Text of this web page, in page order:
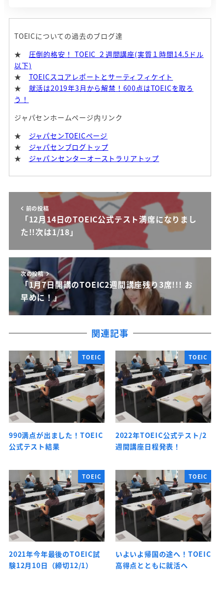
TOEICについての過去のブログ達
★ 圧倒的格安！ TOEIC ２週間講座(実質１時間14.5ドル
以下)
★ TOEICスコアレポートとサーティフィケイト
★ 就活は2019年3月から解禁！600点はTOEICを取ろ
う！
ジャパセンホームページ内リンク
★ ジャパセンTOEICページ
★ ジャパセンブログトップ
★ ジャパンセンターオーストラリアトップ
前の投稿
「12月14日のTOEIC公式テスト満席になりまし
た!!次は1/18」
次の投稿
「1月7日開講のTOEIC2週間講座残り3席!!! お
早めに！」
関連記事
TOEIC
990満点が出ました！TOEIC
公式テスト結果
TOEIC
2022年TOEIC公式テスト/2
週間講座日程発表！
TOEIC
2021年今年最後のTOEIC試
験12月10日（締切12/1）
TOEIC
いよいよ帰国の途へ！TOEIC
高得点とともに就活へ